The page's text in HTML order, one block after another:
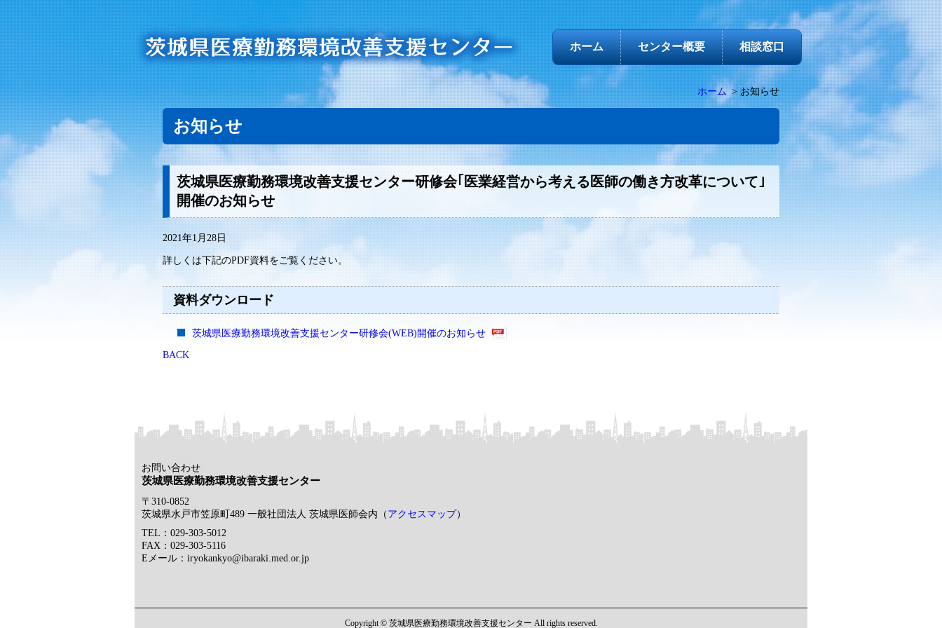
ホーム センター概要 相談窓口
ホーム お知らせ
お知らせ
茨城県医療勤務環境改善支援センター研修会｢医業経営から考える医師の働き方改革について｣
開催のお知らせ
2021年1月28日
詳しくは下記のPDF資料をご覧ください。
資料ダウンロード
茨城県医療勤務環境改善支援センター研修会(WEB)開催のお知らせ
BACK
お問い合わせ
茨城県医療勤務環境改善支援センター
〒310-0852
茨城県水戸市笠原町489 一般社団法人 茨城県医師会内（ アクセスマップ）
TEL：029-303-5012
FAX：029-303-5116
Eメール：iryokankyo@ibaraki.med.or.jp
Copyright © 茨城県医療勤務環境改善支援センター All rights reserved.